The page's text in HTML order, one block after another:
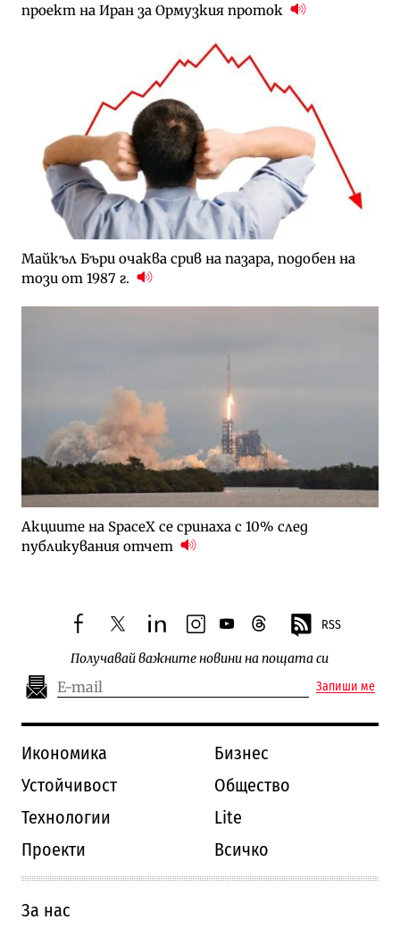
проект на Иран за Ормузкия проток
Майкъл Бъри очаква срив на пазара, подобен на
този от 1987 г.
Акциите на SpaceX се сринаха с 10% след
публикувания отчет
facebooktwitterlinkedininstagram
youtubethreads RSS
Получавай важните новини на пощата си
Запиши ме
Икономика
Бизнес
Устойчивост
Общество
Технологии
Lite
Проекти
Всичко
За нас